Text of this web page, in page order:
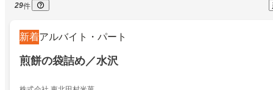
29件
新着アルバイト・パート
煎餅の袋詰め／水沢